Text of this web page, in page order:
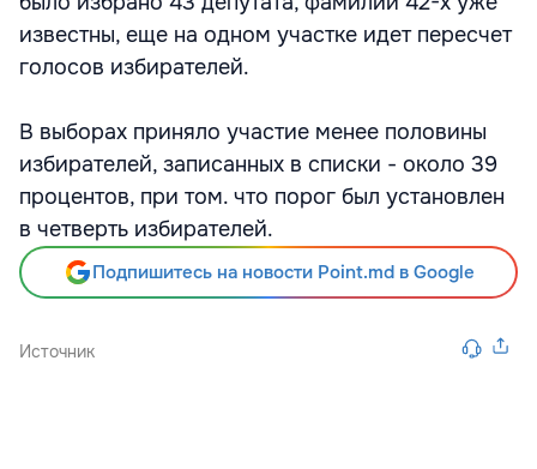
известны, еще на одном участке идет пересчет
голосов избирателей.
В выборах приняло участие менее половины
избирателей, записанных в списки - около 39
процентов, при том. что порог был установлен
в четверть избирателей.
Подпишитесь на новости Point.md в Google
Источник